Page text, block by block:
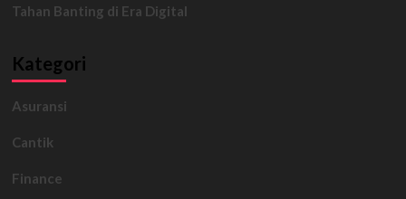
Tahan Banting di Era Digital
Kategori
Asuransi
Cantik
Finance